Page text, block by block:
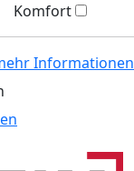
Komfort
Informationen